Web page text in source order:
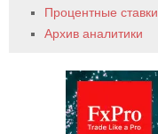
Процентные ставки
Архив аналитики